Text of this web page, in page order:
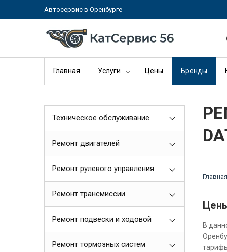
Автосервис в Оренбурге
Главная Услуги Цены Бренды
Главная
В
Техническое обслуживание
Ремонт двигателей
Ремонт рулевого управления
Ремонт трансмиссии
Ремонт подвески и ходовой
Ремонт тормозных систем